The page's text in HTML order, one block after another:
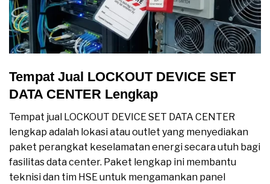
Tempat Jual LOCKOUT DEVICE SET
DATA CENTER Lengkap
Tempat jual LOCKOUT DEVICE SET DATA CENTER
lengkap adalah lokasi atau outlet yang menyediakan
paket perangkat keselamatan energi secara utuh bagi
fasilitas data center. Paket lengkap ini membantu
teknisi dan tim HSE untuk mengamankan panel